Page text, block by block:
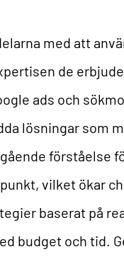
med att
de
ads och
lösningar som
förståelse
vilket ökar
baserat på
budget och tid.